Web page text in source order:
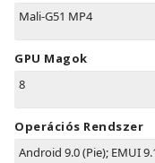
Mali-G51 MP4
GPU Magok
8
Operációs Rendszer
Android 9.0 (Pie); EMUI